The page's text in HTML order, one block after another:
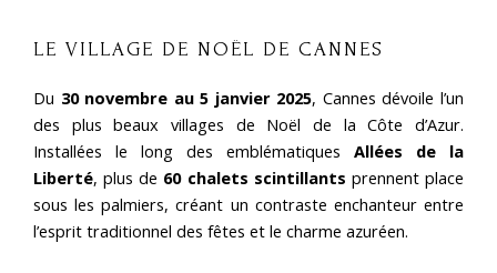
LE VILLAGE DE NOËL DE CANNES
Du 30 novembre au 5 janvier 2025, Cannes dévoile l’un
des plus beaux villages de Noël de la Côte d’Azur.
Installées le long des emblématiques Allées de la
Liberté, plus de 60 chalets scintillants prennent place
sous les palmiers, créant un contraste enchanteur entre
l’esprit traditionnel des fêtes et le charme azuréen.